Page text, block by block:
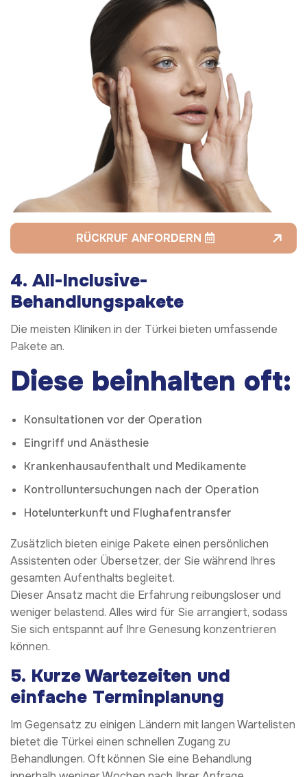
RÜCKRUF ANFORDERN
4. All-Inclusive-
Behandlungspakete
Die meisten Kliniken in der Türkei bieten umfassende
Pakete an.
Diese beinhalten oft:
Konsultationen vor der Operation
Eingriff und Anästhesie
Krankenhausaufenthalt und Medikamente
Kontrolluntersuchungen nach der Operation
Hotelunterkunft und Flughafentransfer
Zusätzlich bieten einige Pakete einen persönlichen
Assistenten oder Übersetzer, der Sie während Ihres
gesamten Aufenthalts begleitet.
Dieser Ansatz macht die Erfahrung reibungsloser und
weniger belastend. Alles wird für Sie arrangiert, sodass
Sie sich entspannt auf Ihre Genesung konzentrieren
können.
5. Kurze Wartezeiten und
einfache Terminplanung
Im Gegensatz zu einigen Ländern mit langen Wartelisten
bietet die Türkei einen schnellen Zugang zu
Behandlungen. Oft können Sie eine Behandlung